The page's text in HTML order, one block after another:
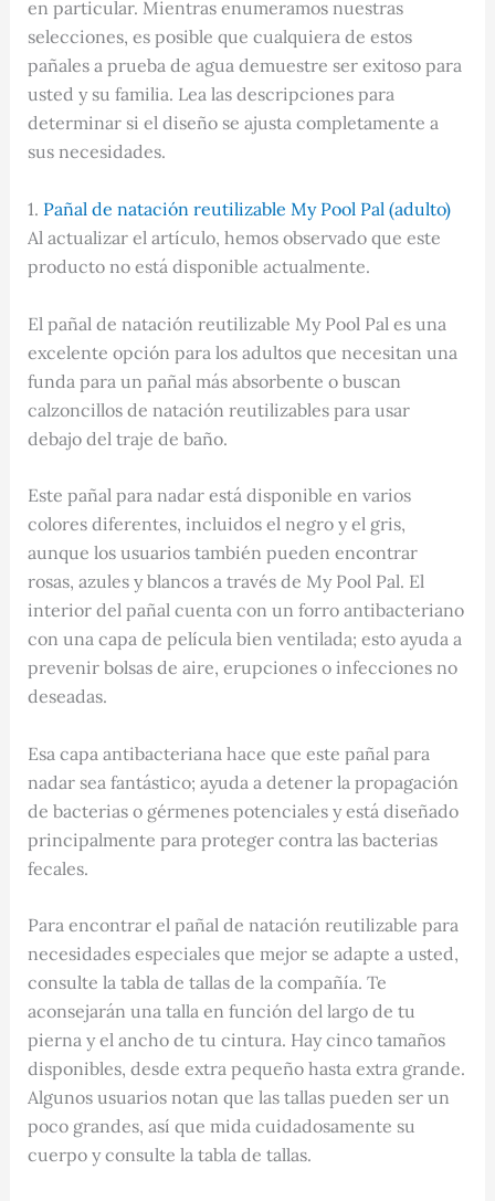
en particular. Mientras enumeramos nuestras
selecciones, es posible que cualquiera de estos
pañales a prueba de agua demuestre ser exitoso para
usted y su familia. Lea las descripciones para
determinar si el diseño se ajusta completamente a
sus necesidades.
1. Pañal de natación reutilizable My Pool Pal (adulto)
Al actualizar el artículo, hemos observado que este
producto no está disponible actualmente.
El pañal de natación reutilizable My Pool Pal es una
excelente opción para los adultos que necesitan una
funda para un pañal más absorbente o buscan
calzoncillos de natación reutilizables para usar
debajo del traje de baño.
Este pañal para nadar está disponible en varios
colores diferentes, incluidos el negro y el gris,
aunque los usuarios también pueden encontrar
rosas, azules y blancos a través de My Pool Pal. El
interior del pañal cuenta con un forro antibacteriano
con una capa de película bien ventilada; esto ayuda a
prevenir bolsas de aire, erupciones o infecciones no
deseadas.
Esa capa antibacteriana hace que este pañal para
nadar sea fantástico; ayuda a detener la propagación
de bacterias o gérmenes potenciales y está diseñado
principalmente para proteger contra las bacterias
fecales.
Para encontrar el pañal de natación reutilizable para
necesidades especiales que mejor se adapte a usted,
consulte la tabla de tallas de la compañía. Te
aconsejarán una talla en función del largo de tu
pierna y el ancho de tu cintura. Hay cinco tamaños
disponibles, desde extra pequeño hasta extra grande.
Algunos usuarios notan que las tallas pueden ser un
poco grandes, así que mida cuidadosamente su
cuerpo y consulte la tabla de tallas.